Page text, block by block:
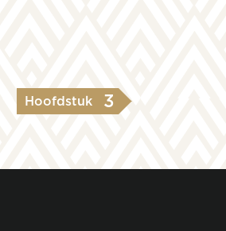
Hoofdstuk 3